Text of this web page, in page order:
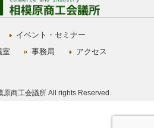
イベント・セミナー
室 事務局
アクセス
商工会議所 All rights Reserved.